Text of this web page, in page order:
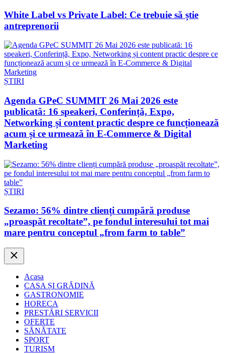
White Label vs Private Label: Ce trebuie să știe
antreprenorii
ȘTIRI
Agenda GPeC SUMMIT 26 Mai 2026 este
publicată: 16 speakeri, Conferință, Expo,
Networking și content practic despre ce funcționează
acum și ce urmează în E-Commerce & Digital
Marketing
ȘTIRI
Sezamo: 56% dintre clienți cumpără produse
„proaspăt recoltate”, pe fondul interesului tot mai
mare pentru conceptul „from farm to table”
Close
Acasa
CASA ȘI GRĂDINĂ
GASTRONOMIE
HORECA
PRESTĂRI SERVICII
OFERTE
SĂNĂTATE
SPORT
TURISM